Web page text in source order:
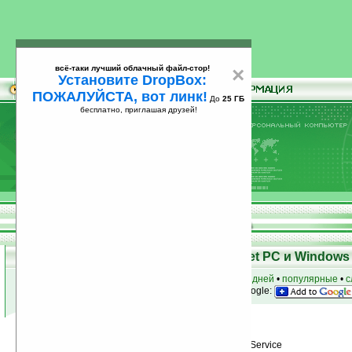
25
Программы для КПК Pocket PC и Windows
за 7 дней • популярные •
на Google:
Автор программ: Titan Information Service
×
всё-таки лучший облачный файл-стор!
Установите DropBox:
ПОЖАЛУЙСТА, вот линк! До 25 ГБ
бесплатно, приглашая друзей!